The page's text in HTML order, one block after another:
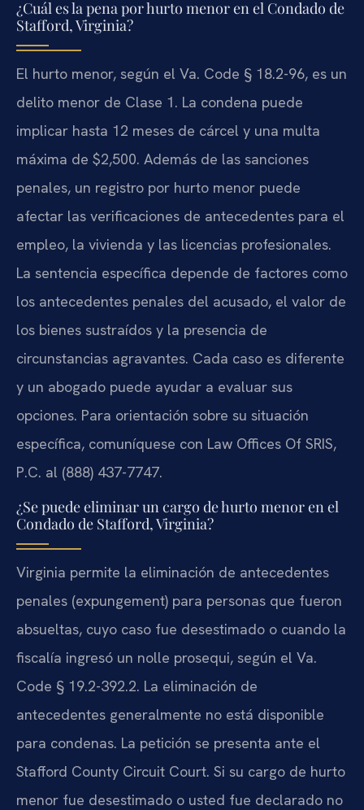
¿Cuál es la pena por hurto menor en el Condado de
Stafford, Virginia?
El hurto menor, según el Va. Code § 18.2-96, es un
delito menor de Clase 1. La condena puede
implicar hasta 12 meses de cárcel y una multa
máxima de $2,500. Además de las sanciones
penales, un registro por hurto menor puede
afectar las verificaciones de antecedentes para el
empleo, la vivienda y las licencias profesionales.
La sentencia específica depende de factores como
los antecedentes penales del acusado, el valor de
los bienes sustraídos y la presencia de
circunstancias agravantes. Cada caso es diferente
y un abogado puede ayudar a evaluar sus
opciones. Para orientación sobre su situación
específica, comuníquese con Law Offices Of SRIS,
P.C. al (888) 437-7747.
¿Se puede eliminar un cargo de hurto menor en el
Condado de Stafford, Virginia?
Virginia permite la eliminación de antecedentes
penales (expungement) para personas que fueron
absueltas, cuyo caso fue desestimado o cuando la
fiscalía ingresó un nolle prosequi, según el Va.
Code § 19.2-392.2. La eliminación de
antecedentes generalmente no está disponible
para condenas. La petición se presenta ante el
Stafford County Circuit Court. Si su cargo de hurto
menor fue desestimado o usted fue declarado no